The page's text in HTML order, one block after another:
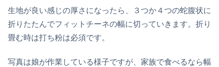
生地が良い感じの厚さになったら、３つか４つの蛇腹状に
折りたたんでフィットチーネの幅に切っていきます。折り
畳む時は打ち粉は必須です。
写真は娘が作業している様子ですが、家族で食べるなら幅